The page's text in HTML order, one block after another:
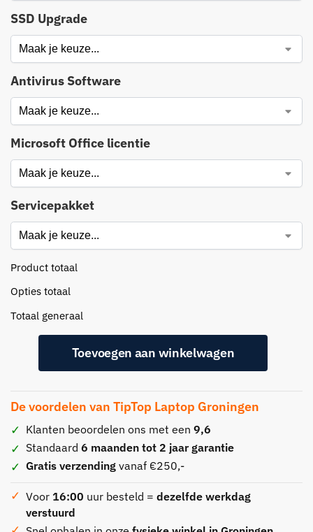
SSD Upgrade
Antivirus Software
Microsoft Office licentie
Servicepakket
Product totaal
Opties totaal
Totaal generaal
Toevoegen aan winkelwagen
De voordelen van TipTop Laptop Groningen
Klanten beoordelen ons met een 9,6
Standaard 6 maanden tot 2 jaar garantie
Gratis verzending vanaf €250,-
Voor 16:00 uur besteld = dezelfde werkdag
verstuurd